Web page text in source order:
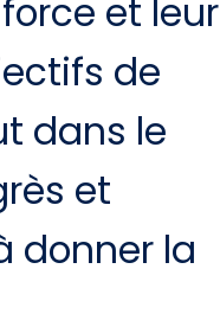
et leur
de
dans le
et
donner la